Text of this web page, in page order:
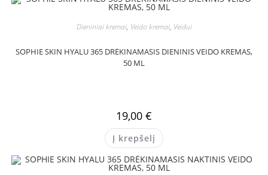
Dieniniai kremai, Veido kremai, Veidui
SOPHIE SKIN HYALU 365 DRĖKINAMASIS DIENINIS VEIDO KREMAS,
50 ML
19,00 €
Į krepšelį